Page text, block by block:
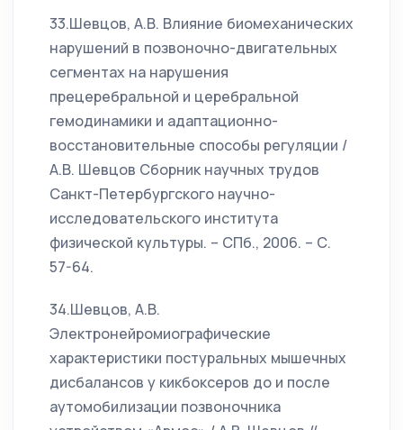
33.Шевцов, А.В. Влияние биомеханических
нарушений в позвоночно-двигательных
сегментах на нарушения
прецеребральной и церебральной
гемодинамики и адаптационно-
восстановительные способы регуляции /
А.В. Шевцов Сборник научных трудов
Санкт-Петербургского научно-
исследовательского института
физической культуры. – СПб., 2006. – С.
57-64.
34.Шевцов, А.В.
Электронейромиографические
характеристики постуральных мышечных
дисбалансов у кикбоксеров до и после
аутомобилизации позвоночника